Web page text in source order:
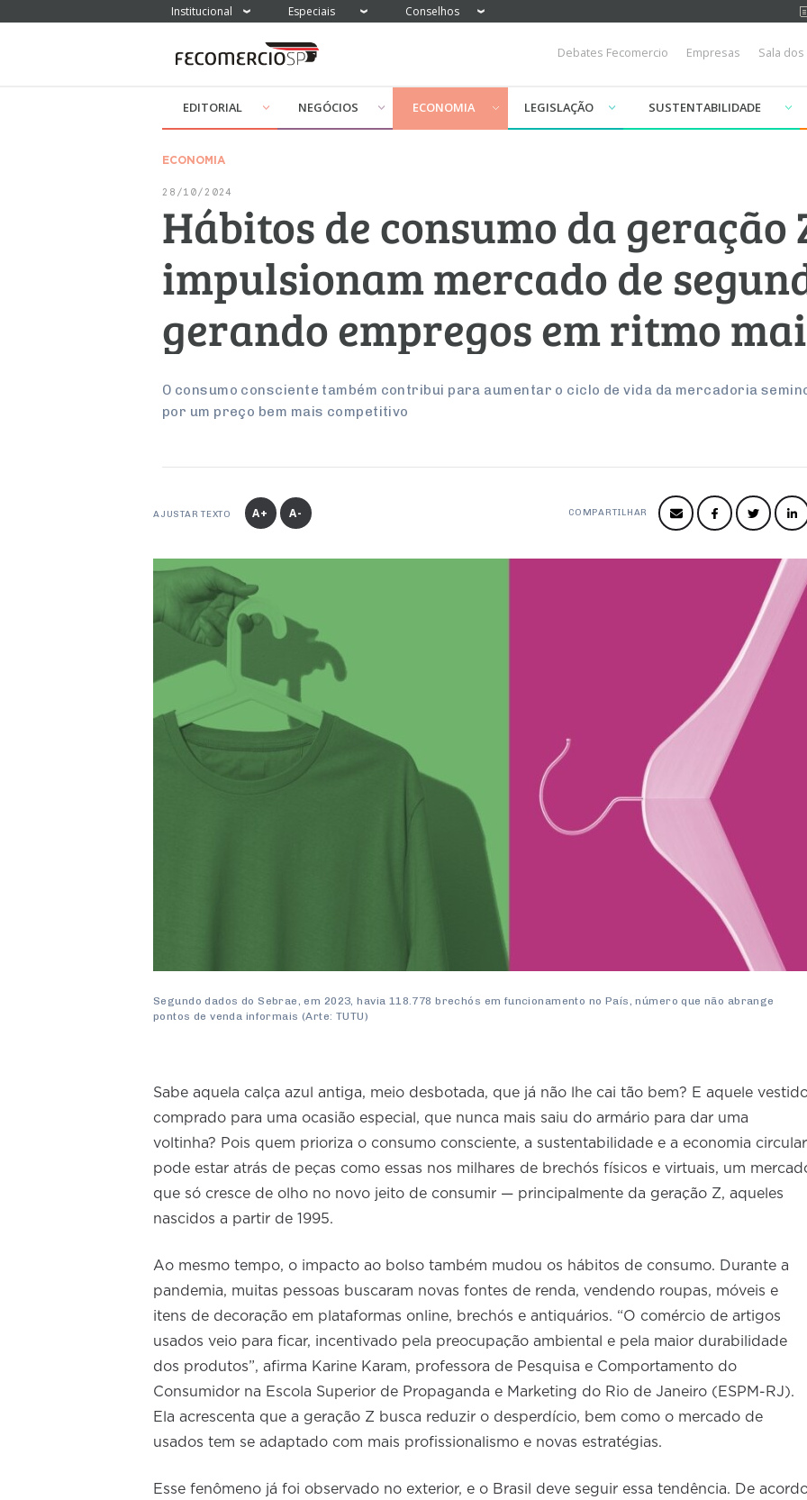
Institucional Especiais Conselhos
Debates Fecomercio Empresas Sala
EDITORIAL NEGÓCIOS ECONOMIA LEGISLAÇÃO SUSTENTABILIDADE
ECONOMIA
28/10/2024
Hábitos de consumo da geração
impulsionam mercado de
gerando empregos em ritmo
O consumo consciente também contribui para aumentar o ciclo de vida da mercadoria
por um preço bem mais competitivo
AJUSTAR TEXTO A+ A- COMPARTILHAR
Segundo dados do Sebrae, em 2023, havia 118.778 brechós em funcionamento no País, número que não abrange
pontos de venda informais (Arte: TUTU)
Sabe aquela calça azul antiga, meio desbotada, que já não lhe cai tão bem? E aquele
comprado para uma ocasião especial, que nunca mais saiu do armário para dar uma
voltinha? Pois quem prioriza o consumo consciente, a sustentabilidade e a economia circular
pode estar atrás de peças como essas nos milhares de brechós físicos e virtuais, um
que só cresce de olho no novo jeito de consumir — principalmente da geração Z, aqueles
nascidos a partir de 1995.
Ao mesmo tempo, o impacto ao bolso também mudou os hábitos de consumo. Durante a
pandemia, muitas pessoas buscaram novas fontes de renda, vendendo roupas, móveis e
itens de decoração em plataformas online, brechós e antiquários. “O comércio de artigos
usados veio para ficar, incentivado pela preocupação ambiental e pela maior durabilidade
dos produtos”, afirma Karine Karam, professora de Pesquisa e Comportamento do
Consumidor na Escola Superior de Propaganda e Marketing do Rio de Janeiro (ESPM-RJ).
Ela acrescenta que a geração Z busca reduzir o desperdício, bem como o mercado de
usados tem se adaptado com mais profissionalismo e novas estratégias.
Esse fenômeno já foi observado no exterior, e o Brasil deve seguir essa tendência. De